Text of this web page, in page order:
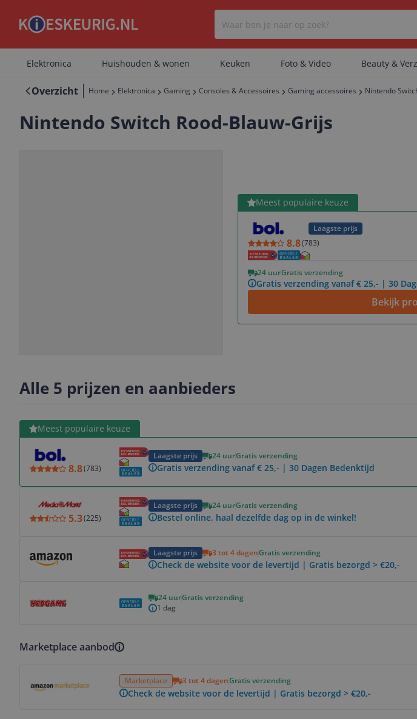
Er zijn geen
Er zijn geen artikelen
Elektronica Huishouden & wonen Keuken Foto & Video Beauty &
Overzicht Home Elektronica Gaming Consoles & Accessoires Gaming accessoires Nintendo
Nintendo Switch Rood-Blauw-Grijs
Meest populaire keuze
Laagste prijs
8.8(783)
24 uurGratis verzending
Gratis verzending vanaf € 25,- | 30
Bekijk
Bekijk product
Alle 5 prijzen en aanbieders
Meest populaire keuze
8.8(783)
Laagste prijs 24 uurGratis verzending
Gratis verzending vanaf € 25,- | 30 Dagen Bedenktijd
Bekijk product
5.3(225)
Laagste prijs 24 uurGratis verzending
Bestel online, haal dezelfde dag op in de winkel!
Laagste prijs 3 tot 4 dagenGratis verzending
Check de website voor de levertijd | Gratis bezorgd > €20,-
24 uurGratis verzending
1 dag
Marketplace aanbod
Marketplace 3 tot 4 dagenGratis verzending
Check de website voor de levertijd | Gratis bezorgd > €20,-